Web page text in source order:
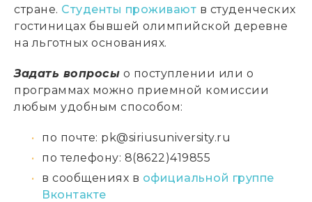
стране. Студенты проживают в студенческих
гостиницах бывшей олимпийской деревне
на льготных основаниях.
Задать вопросы о поступлении или о
программах можно приемной комиссии
любым удобным способом:
по почте: pk@siriusuniversity.ru
по телефону: 8(8622)419855
в сообщениях в официальной группе
Вконтакте